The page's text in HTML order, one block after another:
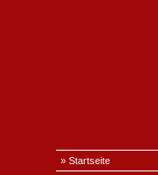
» Startseite